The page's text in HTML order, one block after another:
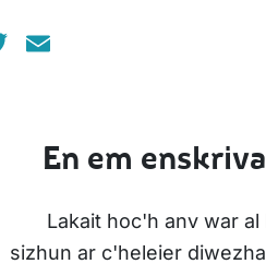
Twitter
En em
Lakait hoc'h anv war
sizhun ar c'heleier